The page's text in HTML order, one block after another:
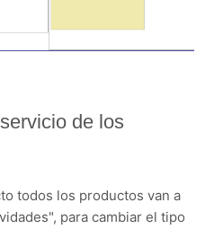
de los
todos los productos van a
para cambiar el tipo